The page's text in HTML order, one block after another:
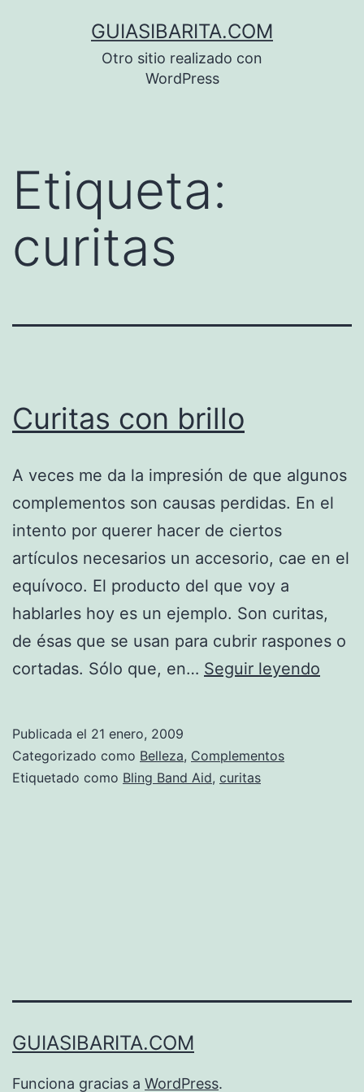
GUIASIBARITA.COM
Otro sitio realizado con
WordPress
Etiqueta:
curitas
Curitas con brillo
A veces me da la impresión de que algunos
complementos son causas perdidas. En el
intento por querer hacer de ciertos
artículos necesarios un accesorio, cae en el
equívoco. El producto del que voy a
hablarles hoy es un ejemplo. Son curitas,
de ésas que se usan para cubrir raspones o
cortadas. Sólo que, en… Seguir leyendo
Publicada el 21 enero, 2009
Categorizado como Belleza, Complementos
Etiquetado como Bling Band Aid, curitas
GUIASIBARITA.COM
Funciona gracias a WordPress.